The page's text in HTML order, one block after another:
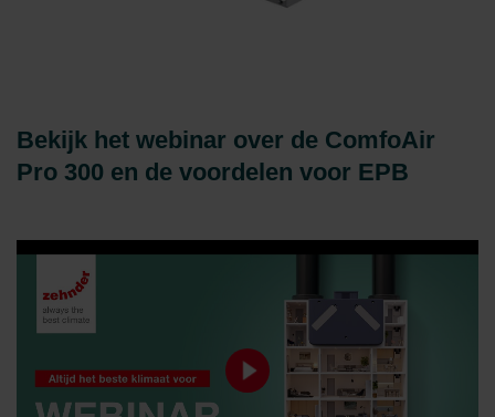
Bekijk het webinar over de ComfoAir
Pro 300 en de voordelen voor EPB